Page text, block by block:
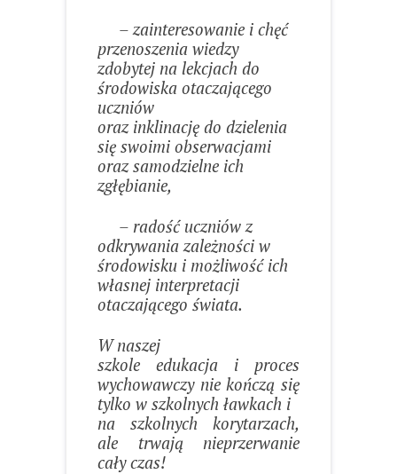
– zainteresowanie i chęć
przenoszenia wiedzy
zdobytej na lekcjach do
środowiska otaczającego
uczniów
oraz inklinację do dzielenia
się swoimi obserwacjami
oraz samodzielne ich
zgłębianie,
– radość uczniów z
odkrywania zależności w
środowisku i możliwość ich
własnej interpretacji
otaczającego świata.
W naszej
szkole edukacja i proces
wychowawczy nie kończą się
tylko w szkolnych ławkach i
na szkolnych korytarzach,
ale trwają nieprzerwanie
cały czas!